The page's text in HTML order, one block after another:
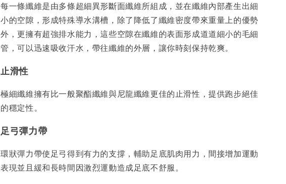
每一條纖維是由多條超細異形斷面纖維所組成，並在纖維內部產生出細
小的空隙，形成特殊導水溝槽，除了降低了纖維密度帶來重量上的優勢
外，更擁有超強排水能力，這些空隙在纖維的表面形成道道細小的毛細
管，可以迅速吸收汗水，帶往纖維的外層，讓你時刻保持乾爽。
止滑性
極細纖維擁有比一般聚酯纖維與尼龍纖維更佳的止滑性，提供跑步絕佳
的穩定性。
足弓彈力帶
環狀彈力帶使足弓得到有力的支撐，輔助足底肌肉用力，間接增加運動
表現並且緩和長時間因激烈運動造成足底不舒服。